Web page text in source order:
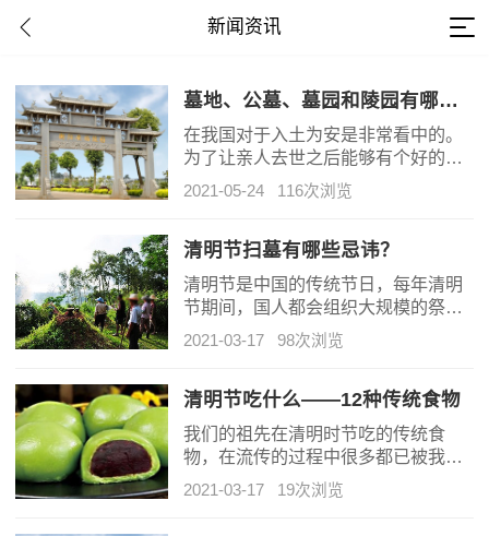
新闻资讯
墓地、公墓、墓园和陵园有哪些区别?如何购买?
在我国对于入土为安是非常看中的。
为了让亲人去世之后能够有个好的归
宿，现在一般都会选择一个合适的墓
地安葬。有这样几个概念墓地、公
买公墓有哪些注意事项?这篇文章我们
就来详细的聊一下。
2021-05-24 116次浏览
清明节扫墓有哪些忌讳？
清明节是中国的传统节日，每年清明
节期间，国人都会组织大规模的祭祖
仪式，上至国家级别的祭祖大典，下
至民间的祭祖仪式，一时间祭祖成了
国家确定为法定节日，因此，每到清
明时节，祭祖上坟便成了人们怀念祖
先的一种朴实表达方式。
2021-03-17 98次浏览
清明节吃什么——12种传统食物
我们的祖先在清明时节吃的传统食
物，在流传的过程中很多都已被我们
遗忘了，本天使盘点了一下在这个节
日里吃的12种传统食物，让我们在缅
2021-03-17 19次浏览